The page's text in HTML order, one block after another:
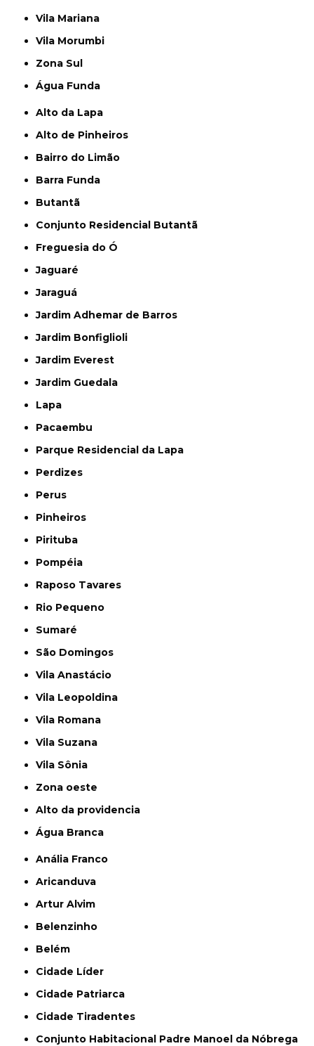
Vila Mariana
Vila Morumbi
Zona Sul
Água Funda
Alto da Lapa
Alto de Pinheiros
Bairro do Limão
Barra Funda
Butantã
Conjunto Residencial Butantã
Freguesia do Ó
Jaguaré
Jaraguá
Jardim Adhemar de Barros
Jardim Bonfiglioli
Jardim Everest
Jardim Guedala
Lapa
Pacaembu
Parque Residencial da Lapa
Perdizes
Perus
Pinheiros
Pirituba
Pompéia
Raposo Tavares
Rio Pequeno
Sumaré
São Domingos
Vila Anastácio
Vila Leopoldina
Vila Romana
Vila Suzana
Vila Sônia
Zona oeste
alto da providencia
Água Branca
Anália Franco
Aricanduva
Artur Alvim
Belenzinho
Belém
Cidade Líder
Cidade Patriarca
Cidade Tiradentes
Conjunto Habitacional Padre Manoel da Nóbrega